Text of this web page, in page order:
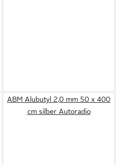
ABM Alubutyl 2,0 mm 50 x 400
cm silber Autoradio